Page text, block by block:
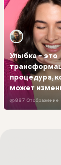
Улыбка - это
процедура,
может
887 Отображение